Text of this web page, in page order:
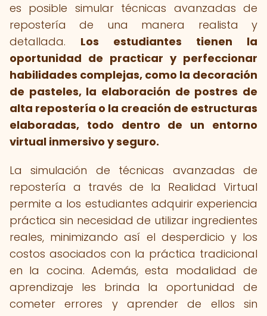
es posible simular técnicas avanzadas de
repostería de una manera realista y
detallada. Los estudiantes tienen la
oportunidad de practicar y perfeccionar
habilidades complejas, como la decoración
de pasteles, la elaboración de postres de
alta repostería o la creación de estructuras
elaboradas, todo dentro de un entorno
virtual inmersivo y seguro.
La simulación de técnicas avanzadas de
repostería a través de la Realidad Virtual
permite a los estudiantes adquirir experiencia
práctica sin necesidad de utilizar ingredientes
reales, minimizando así el desperdicio y los
costos asociados con la práctica tradicional
en la cocina. Además, esta modalidad de
aprendizaje les brinda la oportunidad de
cometer errores y aprender de ellos sin